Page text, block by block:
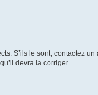
S’ils le sont, contactez
devra la corriger.